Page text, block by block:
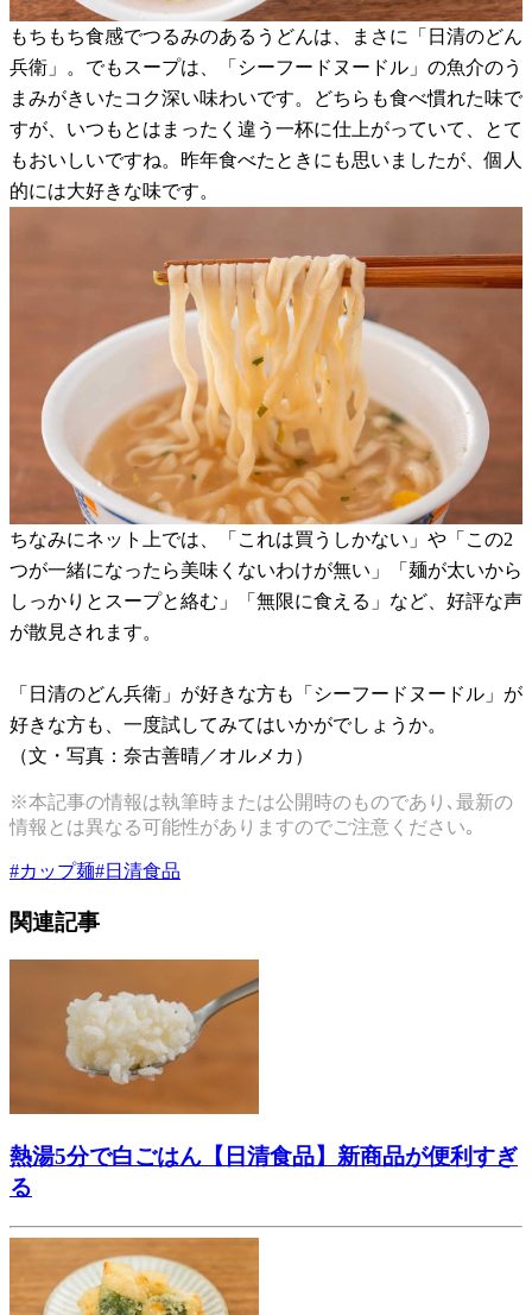
もちもち食感でつるみのあるうどんは、まさに「日清のどん
兵衛」。でもスープは、「シーフードヌードル」の魚介のう
まみがきいたコク深い味わいです。どちらも食べ慣れた味で
すが、いつもとはまったく違う一杯に仕上がっていて、とて
もおいしいですね。昨年食べたときにも思いましたが、個人
的には大好きな味です。
ちなみにネット上では、「これは買うしかない」や「この2
つが一緒になったら美味くないわけが無い」「麺が太いから
しっかりとスープと絡む」「無限に食える」など、好評な声
が散見されます。
「日清のどん兵衛」が好きな方も「シーフードヌードル」が
好きな方も、一度試してみてはいかがでしょうか。
（文・写真：奈古善晴／オルメカ）
※本記事の情報は執筆時または公開時のものであり､最新の
情報とは異なる可能性がありますのでご注意ください｡
#カップ麺#日清食品
関連記事
熱湯5分で白ごはん【日清食品】新商品が便利すぎ
る